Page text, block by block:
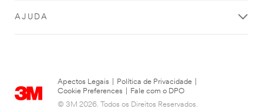
AJUDA
Apectos Legais Política de Privacidade
Cookie Preferences
Fale com o DPO
© 3M 2026. Todos os Direitos Reservados.